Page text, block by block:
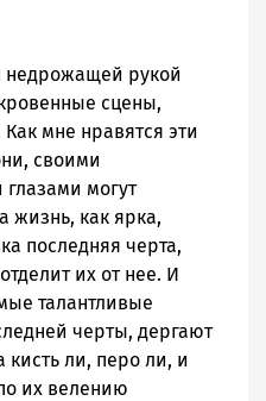
недрожащей рукой
сцены,
мне нравятся эти
своими
могут
жизнь, как ярка,
последняя черта,
их от нее. И
талантливые
черты, дергают
ли, перо ли, и
их велению